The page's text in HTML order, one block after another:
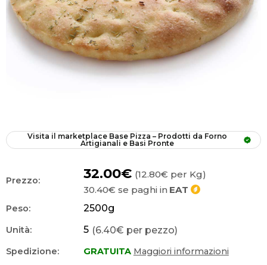
Visita il marketplace Base Pizza – Prodotti da Forno
Artigianali e Basi Pronte
Prezzo: 32.00€ (12.80€ per Kg)
30.40€ se paghi in EAT
Peso: 2500g
Unità: 5 (6.40€ per pezzo)
Spedizione: GRATUITA Maggiori informazioni